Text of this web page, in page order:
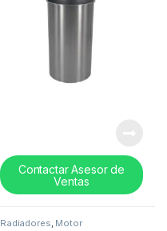
Contactar Asesor de
Ventas
Radiadores, Motor